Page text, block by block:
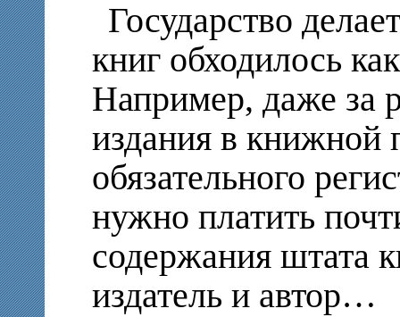
Государство
книг обходилось
Например, даже за
издания в книжной
обязательного
нужно платить
содержания штата
издатель и автор…